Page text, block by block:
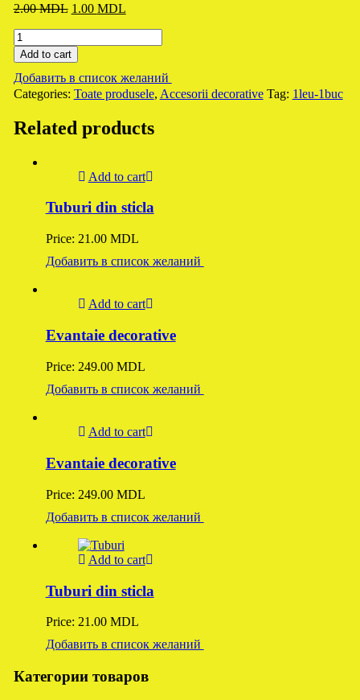
2.00MDL Original
2.00 MDL.
1.00 MDL
Accesorii
decorative
quantity
Add to cart
Добавить в список желаний
Categories: Toate produsele, Accesorii decorative Tag: 1leu-1buc
Related products
Add to cart
Tuburi din sticla
Price: 21.00 MDL
Добавить в список желаний
Add to cart
Evantaie decorative
Price: 249.00 MDL
Добавить в список желаний
Add to cart
Evantaie decorative
Price: 249.00 MDL
Добавить в список желаний
Add to cart
Tuburi din sticla
Price: 21.00 MDL
Добавить в список желаний
Категории товаров